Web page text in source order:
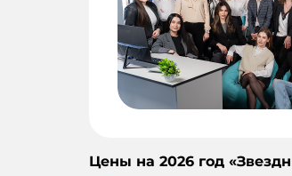
Цены на 2026 год «